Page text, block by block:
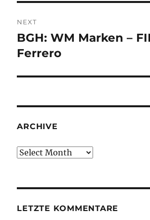
NEXT
Next
post:
BGH: WM Marken –
Ferrero
ARCHIVE
Archive
LETZTE KOMMENTARE